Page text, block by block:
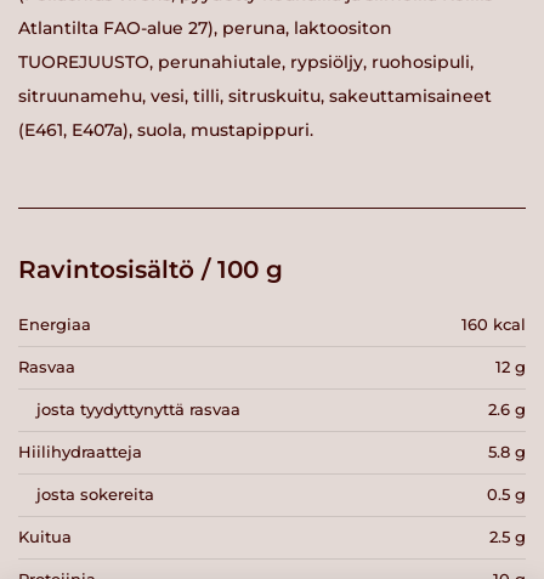
Atlantilta FAO-alue 27), peruna, laktoositon
TUOREJUUSTO, perunahiutale, rypsiöljy, ruohosipuli,
sitruunamehu, vesi, tilli, sitruskuitu, sakeuttamisaineet
(E461, E407a), suola, mustapippuri.
Ravintosisältö / 100 g
Energiaa 160 kcal
Rasvaa 12 g
josta tyydyttynyttä rasvaa 2.6 g
Hiilihydraatteja 5.8 g
josta sokereita 0.5 g
Kuitua 2.5 g